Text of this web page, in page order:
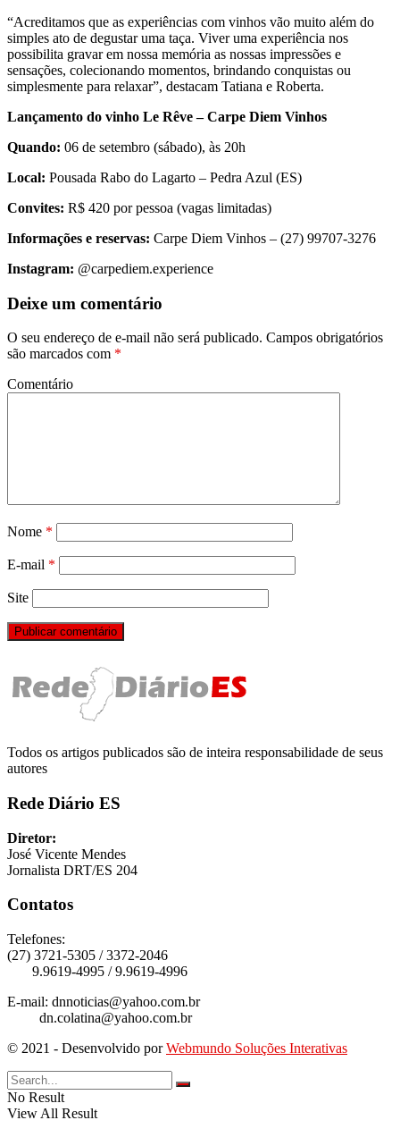
“Acreditamos que as experiências com vinhos vão muito além do
simples ato de degustar uma taça. Viver uma experiência nos
possibilita gravar em nossa memória as nossas impressões e
sensações, colecionando momentos, brindando conquistas ou
simplesmente para relaxar”, destacam Tatiana e Roberta.
Lançamento do vinho Le Rêve – Carpe Diem Vinhos
Quando: 06 de setembro (sábado), às 20h
Local: Pousada Rabo do Lagarto – Pedra Azul (ES)
Convites: R$ 420 por pessoa (vagas limitadas)
Informações e reservas: Carpe Diem Vinhos – (27) 99707-3276
Instagram: @carpediem.experience
Deixe um comentário
O seu endereço de e-mail não será publicado. Campos obrigatórios
são marcados com *
Comentário
Nome *
E-mail *
Site
Todos os artigos publicados são de inteira responsabilidade de seus
autores
Rede Diário ES
Diretor:
José Vicente Mendes
Jornalista DRT/ES 204
Contatos
Telefones:
(27) 3721-5305 / 3372-2046
9.9619-4995 / 9.9619-4996
E-mail: dnnoticias@yahoo.com.br
dn.colatina@yahoo.com.br
© 2021 - Desenvolvido porWebmundo Soluções Interativas
No Result
View All Result